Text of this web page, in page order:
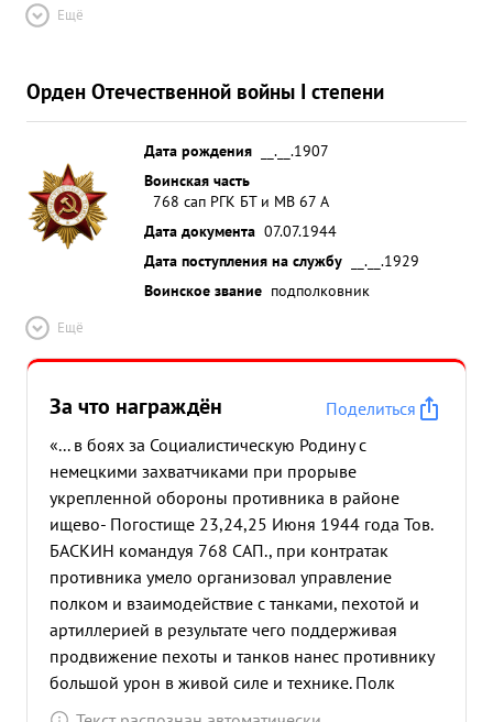
Ещё
Орден Отечественной войны I степени
Дата рождения
__.__.1907
Воинская часть
768 сап РГК БТ и МВ 67 А
Дата документа 07.07.1944
Дата поступления на службу
__.__.1929
Воинское звание подполковник
Ещё
За что награждён
Поделиться
«... в боях за Социалистическую Родину с
немецкими захватчиками при прорыве
укрепленной обороны противника в районе
ищево- Погостище 23,24,25 Июня 1944 года Тов.
БАСКИН командуя 768 САП., при контратак
противника умело организовал управление
полком и взаимодействие с танками, пехотой и
артиллерией в результате чего поддерживая
продвижение пехоты и танков нанес противнику
большой урон в живой силе и технике. Полк
уничтожил орудий "Фердинанд" -2, танков